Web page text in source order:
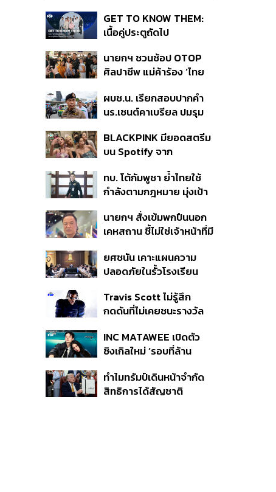
GET TO KNOW THEM:
เนื้อคู่ประตูถัดไป
นายกฯ ชวนช้อป OTOP
ศิลปาชีพ แม่ค้าร้อง ‘ไทย
ถามมีต่อไหม นายกฯ ตอบ
‘เดี๋ยวจะพยายาม’
ผบช.น. เรียกสอบปากคำ
นร.เซนต์คาเบรียล ปมรุม
ดำเนินคดีแล้ว
BLACKPINK มียอดสตรีม
บน Spotify จาก
ครั้ง ตลอด 10 ปีที่ผ่านมา
ทบ. โต้กัมพูชา ย้ำไทยใช้
กำลังตามกฎหมาย มุ่งเป้า
หายไทยไม่อาจลบด้วย
ข้อมูลบิดเบือน
นายกฯ สั่งเข้มพกปืนนอก
เคหสถาน ชี้ไม่ใช่เจ้าหน้าที่มี
ก่อเหตุ เจ้าของร่วมรับผิด
ยศชนัน เคาะแผนความ
ปลอดภัยในรั้วโรงเรียน
ดูแล-คุมเข้มคัดกรองสิ่ง
ผิดกฎหมาย
Travis Scott ไม่รู้สึก
กดดันที่ไม่เคยชนะรางวัล
แล้ว 10 ครั้ง
INC MATAWEE เปิดตัว
ซิงเกิลใหม่ ‘รอบที่ล้าน
มาแสดงในมิวสิกวิดีโอ
ทำไมทรัมป์เดินหน้าจำกัด
สิทธิการได้สัญชาติ